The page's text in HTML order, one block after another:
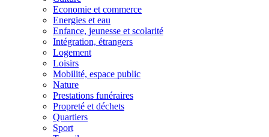
Economie et commerce
Energies et eau
Enfance, jeunesse et scolarité
Intégration, étrangers
Logement
Loisirs
Mobilité, espace public
Nature
Prestations funéraires
Propreté et déchets
Quartiers
Sport